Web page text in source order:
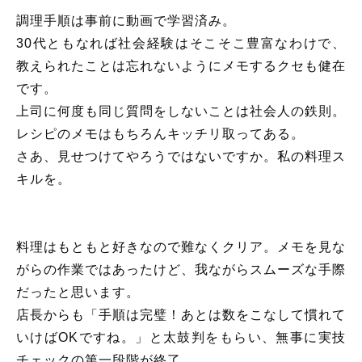
調理手順は事前に動画で学習済み。
30代ともなれば社会経験はそこそこ豊富なわけで、
教えられたことは忘れないようにメモするクセも健在
です。
上司に何度も同じ質問をしないことは社会人の鉄則。
レシピのメモはもちろんキッチリ取ってある。
さあ、見せつけてやろうではないですか。私の料理ス
キルを。
料理はもともと好きなので難なくクリア。メモを見な
がらの作業ではあったけど、我ながらスムーズな手際
だったと思います。
店長からも「手順は完璧！あとは数をこなして慣れて
いけばOKですね。」と太鼓判をもらい、無事に実技